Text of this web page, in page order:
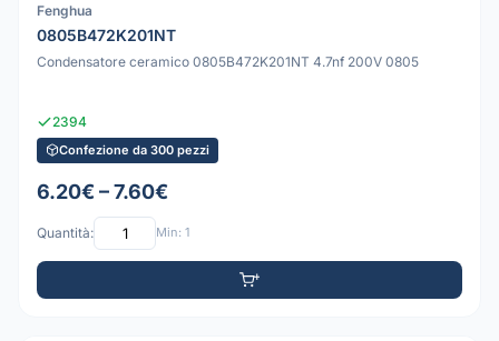
Fenghua
0805B472K201NT
Condensatore ceramico 0805B472K201NT 4.7nf 200V 0805
2394
Confezione da 300 pezzi
6.20€ – 7.60€
Quantità: Min: 1